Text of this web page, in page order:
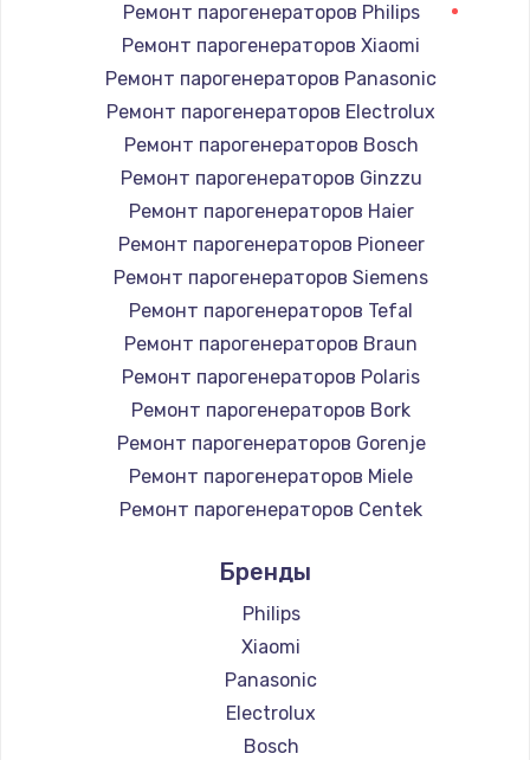
Ремонт парогенераторов Philips
Ремонт парогенераторов Xiaomi
Ремонт парогенераторов Panasonic
Ремонт парогенераторов Electrolux
Ремонт парогенераторов Bosch
Ремонт парогенераторов Ginzzu
Ремонт парогенераторов Haier
Ремонт парогенераторов Pioneer
Ремонт парогенераторов Siemens
Ремонт парогенераторов Tefal
Ремонт парогенераторов Braun
Ремонт парогенераторов Polaris
Ремонт парогенераторов Bork
Ремонт парогенераторов Gorenje
Ремонт парогенераторов Miele
Ремонт парогенераторов Centek
Ремонт парогенераторов Hotpoint Ariston
Ремонт парогенераторов DELTA
Ремонт парогенераторов Chayka
Ремонт парогенераторов Beko
Ремонт парогенераторов Vivitek
Ремонт парогенераторов RED solution
Бренды
Philips
Xiaomi
Panasonic
Electrolux
Bosch